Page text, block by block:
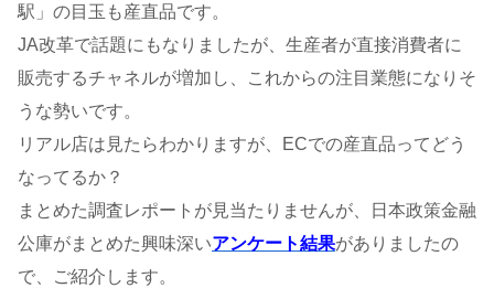
駅」の目玉も産直品です。
JA改革で話題にもなりましたが、生産者が直接消費者に
販売するチャネルが増加し、これからの注目業態になりそ
うな勢いです。
リアル店は見たらわかりますが、ECでの産直品ってどう
なってるか？
まとめた調査レポートが見当たりませんが、日本政策金融
公庫がまとめた興味深いアンケート結果がありましたの
で、ご紹介します。